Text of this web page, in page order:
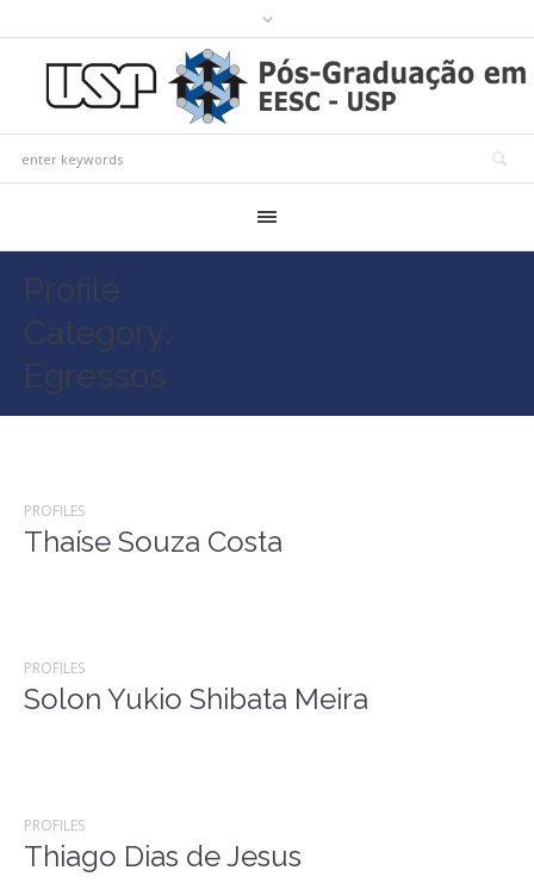
Profile
Category:
Egressos
PROFILES
Thaíse Souza Costa
PROFILES
Solon Yukio Shibata Meira
PROFILES
Thiago Dias de Jesus